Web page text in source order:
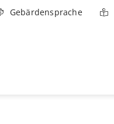
Gebärdensprache